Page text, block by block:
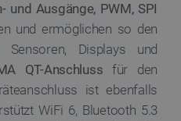
und Ausgänge, PWM, SPI
und ermöglichen so den
Displays und
QT-Anschluss für den
ist ebenfalls
WiFi 6, Bluetooth 5.3
Performance
Funktionalität
ermöglichen